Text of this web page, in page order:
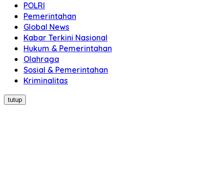
POLRI
Pemerintahan
Global News
Kabar Terkini Nasional
Hukum & Pemerintahan
Olahraga
Sosial & Pemerintahan
Kriminalitas
tutup